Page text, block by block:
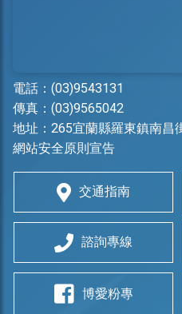
電話： (03)9543131
傳真：(03)9565042
地址： 265宜蘭縣羅東鎮南昌
網站安全原則宣告
交通指南
諮詢專線
博愛粉專